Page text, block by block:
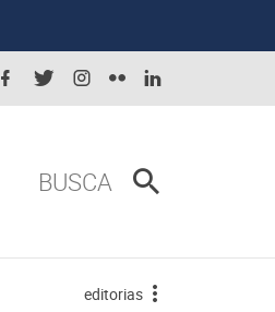
BUSCA
editorias